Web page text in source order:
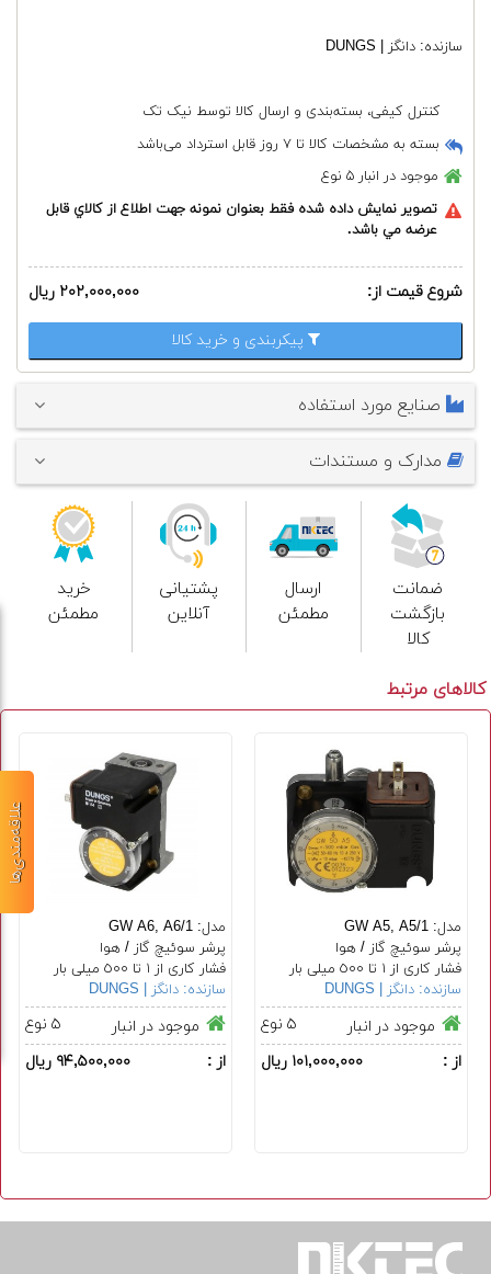
سازنده: دانگز | DUNGS
کنترل کیفی، بسته‌بندی و ارسال کالا توسط نیک تک
بسته به مشخصات کالا تا ۷ روز قابل استرداد می‌باشد
موجود در انبار ۵ نوع
تصوير نمايش داده شده فقط بعنوان نمونه جهت اطلاع از كالاي قابل
عرضه مي باشد.
شروع قیمت از: ۲۰۲,۰۰۰,۰۰۰ ریال
پیکربندی و خرید کالا
صنایع مورد استفاده
مدارک و مستندات
ضمانت
بازگشت
کالا
ارسال
مطمئن
پشتیانی
آنلاین
خرید
مطمئن
کالاهای مرتبط
مدل: GW A5, A5/1
پرشر سوئیچ گاز / هوا
فشار کاری از ١ تا ٥٠٠ میلی بار
سازنده: دانگز | DUNGS
موجود در انبار
۵ نوع
از :
۱۰۱,۰۰۰,۰۰۰ ریال
مدل: GW A6, A6/1
پرشر سوئیچ گاز / هوا
فشار کاری از ١ تا ٥٠٠ میلی بار
سازنده: دانگز | DUNGS
موجود در انبار
۵ نوع
از :
۹۴,۵۰۰,۰۰۰ ریال
علاقه‌مندی‌ها